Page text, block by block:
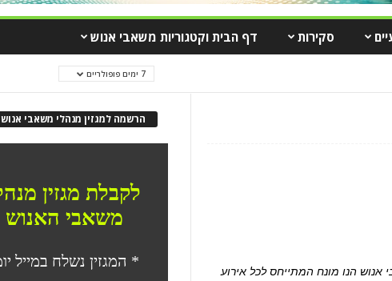
סקירות דף הבית וקטגוריות משאבי אנוש
7 ימים פופולריים
אנוש הנו מונח המתייחס לכל אירוע
הרשמה למגזין מנהלי משאבי אנוש